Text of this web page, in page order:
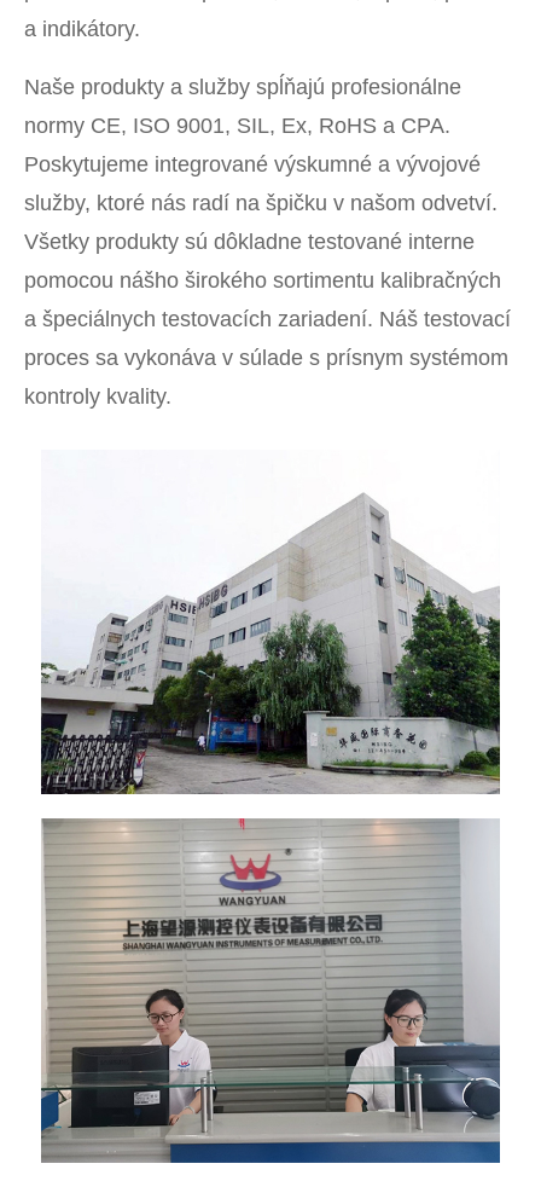
a indikátory.
Naše produkty a služby spĺňajú profesionálne
normy CE, ISO 9001, SIL, Ex, RoHS a CPA.
Poskytujeme integrované výskumné a vývojové
služby, ktoré nás radí na špičku v našom odvetví.
Všetky produkty sú dôkladne testované interne
pomocou nášho širokého sortimentu kalibračných
a špeciálnych testovacích zariadení. Náš testovací
proces sa vykonáva v súlade s prísnym systémom
kontroly kvality.